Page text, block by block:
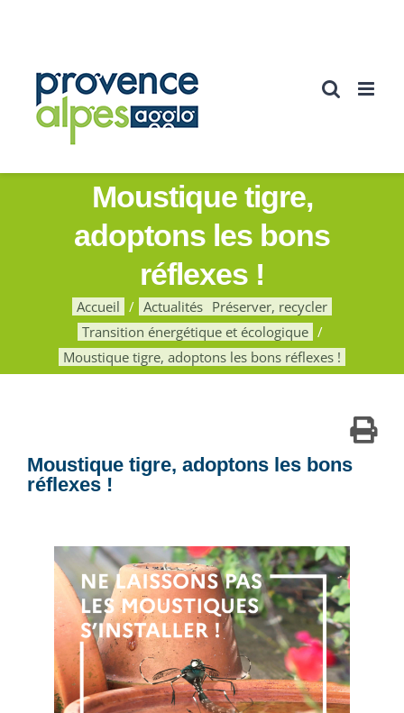
Moustique tigre,
adoptons les bons
réflexes !
Accueil Actualités Préserver, recycler
Transition énergétique et écologique
Moustique tigre, adoptons les bons réflexes !
Moustique tigre, adoptons les bons
réflexes !